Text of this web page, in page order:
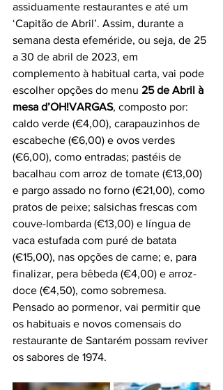
assiduamente restaurantes e até um
‘Capitão de Abril’. Assim, durante a
semana desta efeméride, ou seja, de 25
a 30 de abril de 2023, em
complemento à habitual carta, vai pode
escolher opções do menu 25 de Abril à
mesa d’OH!VARGAS, composto por:
caldo verde (€4,00), carapauzinhos de
escabeche (€6,00) e ovos verdes
(€6,00), como entradas; pastéis de
bacalhau com arroz de tomate (€13,00)
e pargo assado no forno (€21,00), como
pratos de peixe; salsichas frescas com
couve-lombarda (€13,00) e língua de
vaca estufada com puré de batata
(€15,00), nas opções de carne; e, para
finalizar, pera bêbeda (€4,00) e arroz-
doce (€4,50), como sobremesa.
Pensado ao pormenor, vai permitir que
os habituais e novos comensais do
restaurante de Santarém possam reviver
os sabores de 1974.